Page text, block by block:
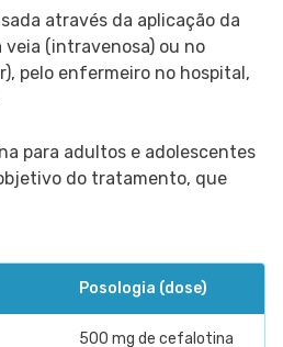
através da aplicação da
(intravenosa) ou no
pelo enfermeiro no hospital,
para adultos e adolescentes
do tratamento, que
Posologia (dose)
500 mg de cefalotina